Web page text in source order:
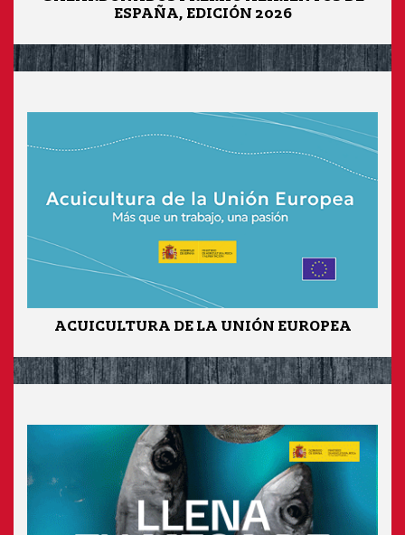
ESPAÑA, EDICIÓN 2026
ACUICULTURA DE LA UNIÓN EUROPEA